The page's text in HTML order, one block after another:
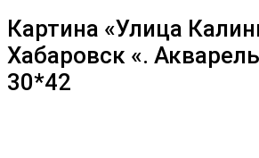
Картина «Улица
Хабаровск «.
30*42